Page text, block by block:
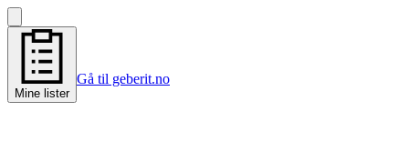
Mine lister
Gå til geberit.no